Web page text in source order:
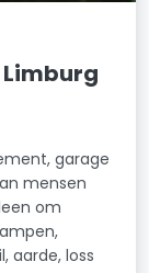
garage
mensen
om
aarde, loss